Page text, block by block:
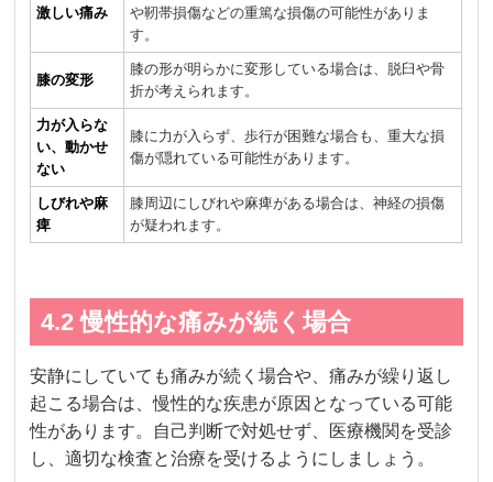
激しい痛み
や靭帯損傷などの重篤な損傷の可能性がありま
す。
膝の変形
膝の形が明らかに変形している場合は、脱臼や骨
折が考えられます。
力が入らな
い、動かせ
ない
膝に力が入らず、歩行が困難な場合も、重大な損
傷が隠れている可能性があります。
しびれや麻
痺
膝周辺にしびれや麻痺がある場合は、神経の損傷
が疑われます。
4.2 慢性的な痛みが続く場合
安静にしていても痛みが続く場合や、痛みが繰り返し
起こる場合は、慢性的な疾患が原因となっている可能
性があります。自己判断で対処せず、医療機関を受診
し、適切な検査と治療を受けるようにしましょう。